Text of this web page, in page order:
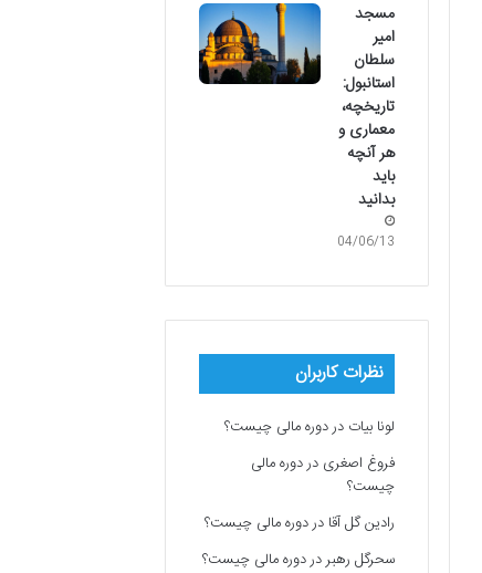
مسجد
امیر
سلطان
استانبول:
تاریخچه،
معماری و
هر آنچه
باید
بدانید
04/06/13
نظرات کاربران
لونا بیات دردوره مالی چیست؟
فروغ اصغری دردوره مالی
چیست؟
رادین گل آقا دردوره مالی چیست؟
سحرگل رهبردردوره مالی چیست؟